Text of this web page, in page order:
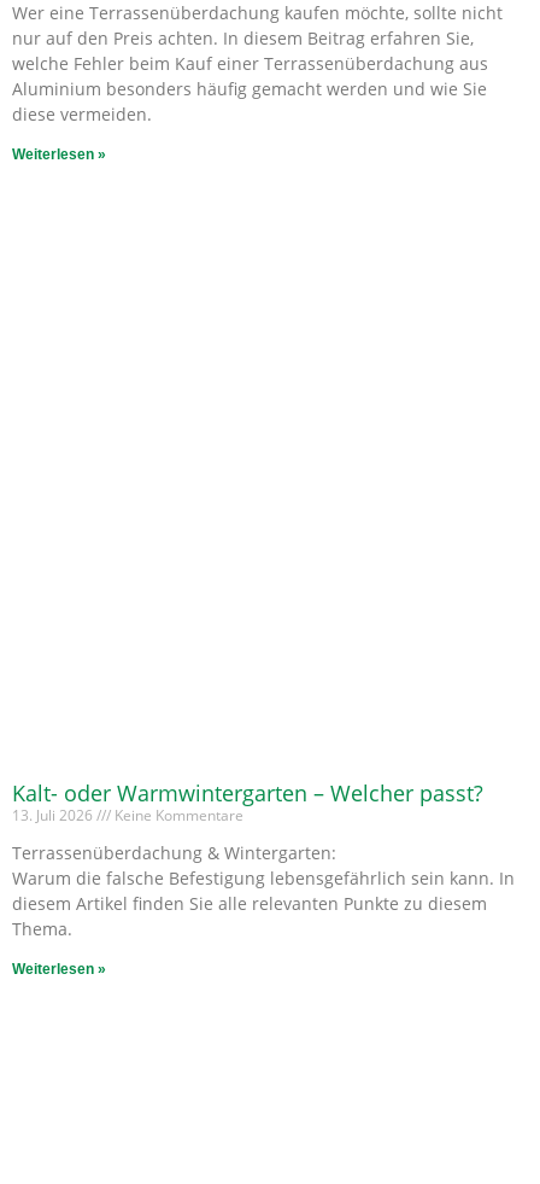
Wer eine Terrassenüberdachung kaufen möchte, sollte nicht
nur auf den Preis achten. In diesem Beitrag erfahren Sie,
welche Fehler beim Kauf einer Terrassenüberdachung aus
Aluminium besonders häufig gemacht werden und wie Sie
diese vermeiden.
Weiterlesen »
Kalt- oder Warmwintergarten – Welcher passt?
13. Juli 2026 Keine Kommentare
Terrassenüberdachung & Wintergarten:
Warum die falsche Befestigung lebensgefährlich sein kann. In
diesem Artikel finden Sie alle relevanten Punkte zu diesem
Thema.
Weiterlesen »